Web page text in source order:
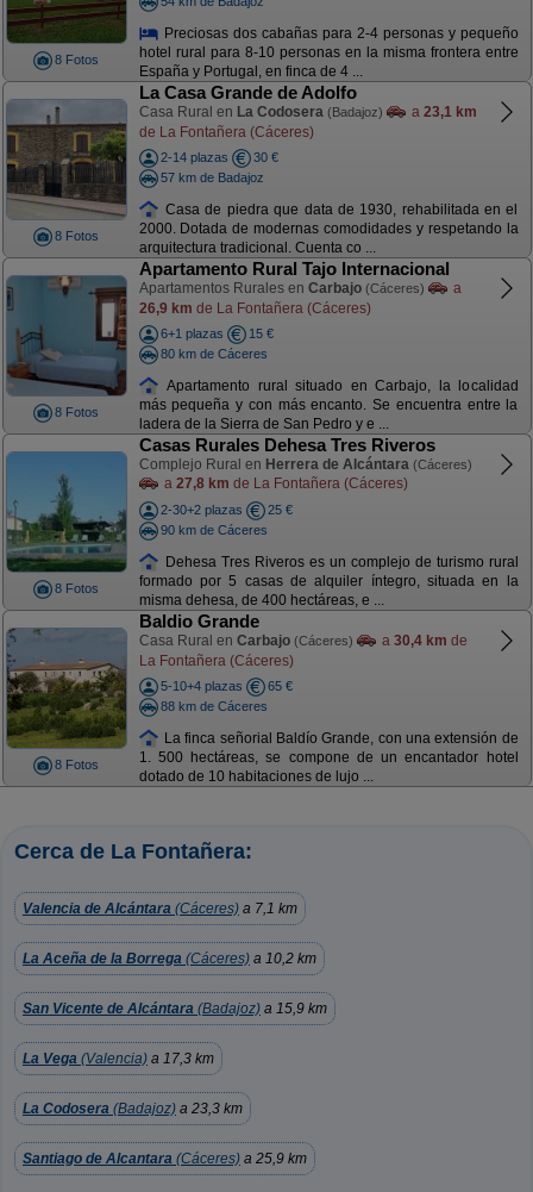
8 Fotos
Preciosas dos cabañas para 2-4 personas y pequeño
hotel rural para 8-10 personas en la misma frontera entre
España y Portugal, en finca de 4 ...
8 Fotos
La Casa Grande de Adolfo
Casa Rural en La Codosera (Badajoz) a 23,1 km
de La Fontañera (Cáceres)
2-14 plazas
30 €
57 km de Badajoz
Casa de piedra que data de 1930, rehabilitada en el
2000. Dotada de modernas comodidades y respetando la
arquitectura tradicional. Cuenta co ...
8 Fotos
Apartamento Rural Tajo Internacional
Apartamentos Rurales en Carbajo (Cáceres)
a
26,9 km de La Fontañera (Cáceres)
6+1 plazas
15 €
80 km de Cáceres
Apartamento rural situado en Carbajo, la localidad
más pequeña y con más encanto. Se encuentra entre la
ladera de la Sierra de San Pedro y e ...
8 Fotos
Casas Rurales Dehesa Tres Riveros
Complejo Rural en Herrera de Alcántara (Cáceres)
a 27,8 km de La Fontañera (Cáceres)
2-30+2 plazas
25 €
90 km de Cáceres
Dehesa Tres Riveros es un complejo de turismo rural
formado por 5 casas de alquiler íntegro, situada en la
misma dehesa, de 400 hectáreas, e ...
8 Fotos
Baldio Grande
Casa Rural en Carbajo (Cáceres) a 30,4 km de
La Fontañera (Cáceres)
5-10+4 plazas
65 €
88 km de Cáceres
La finca señorial Baldío Grande, con una extensión de
1. 500 hectáreas, se compone de un encantador hotel
dotado de 10 habitaciones de lujo ...
Cerca de La Fontañera:
Valencia de Alcántara (Cáceres) a 7,1 km
La Aceña de la Borrega (Cáceres) a 10,2 km
San Vicente de Alcántara (Badajoz) a 15,9 km
La Vega (Valencia) a 17,3 km
La Codosera (Badajoz) a 23,3 km
Santiago de Alcantara (Cáceres) a 25,9 km